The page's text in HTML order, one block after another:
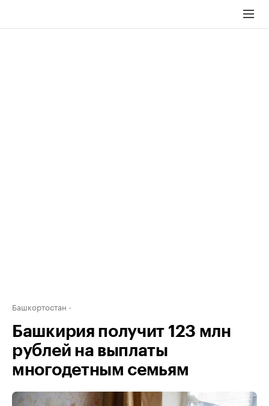
Башкортостан
Башкирия получит 123 млн
рублей на выплаты
многодетным семьям